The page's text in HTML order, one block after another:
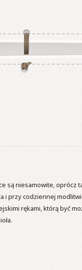
są niesamowite,
przy codziennej
rękami, którą być